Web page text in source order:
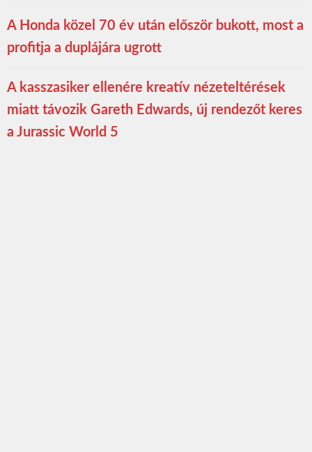
A Honda közel 70 év után először bukott, most a
profitja a duplájára ugrott
A kasszasiker ellenére kreatív nézeteltérések
miatt távozik Gareth Edwards, új rendezőt keres
a Jurassic World 5